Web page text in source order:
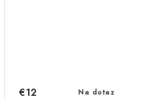
Na dotaz
€12